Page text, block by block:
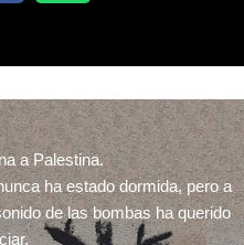
a Palestina.
ha estado dormida, pero a
de las bombas ha querido